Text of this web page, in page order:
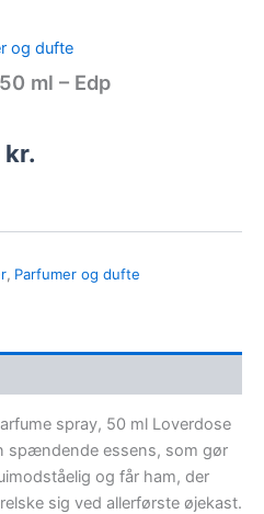
og dufte
ml – Edp
kr.
, Parfumer og dufte
spray, 50 ml Loverdose
spændende essens, som gør
og får ham, der
sig ved allerførste øjekast.